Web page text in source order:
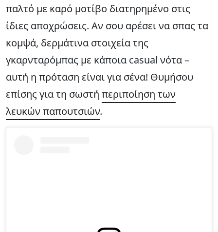
παλτό με καρό μοτίβο διατηρημένο στις
ίδιες αποχρώσεις. Αν σου αρέσει να σπας τα
κομψά, δερμάτινα στοιχεία της
γκαρνταρόμπας με κάποια casual νότα –
αυτή η πρόταση είναι για σένα! Θυμήσου
επίσης για τη σωστή περιποίηση των
λευκών παπουτσιών.